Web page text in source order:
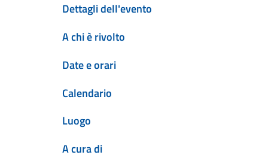
Dettagli dell'evento
A chi è rivolto
Date e orari
Calendario
Luogo
A cura di